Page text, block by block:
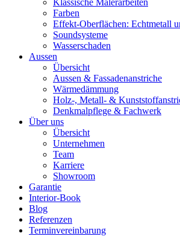
Klassische Malerarbeiten
Farben
Effekt-Oberflächen: Echtmetall
Soundsysteme
Wasserschaden
Aussen
Übersicht
Aussen & Fassadenanstriche
Wärmedämmung
Holz-, Metall- &
Denkmalpflege & Fachwerk
Über uns
Übersicht
Unternehmen
Team
Karriere
Showroom
Garantie
Interior-Book
Blog
Referenzen
Terminvereinbarung